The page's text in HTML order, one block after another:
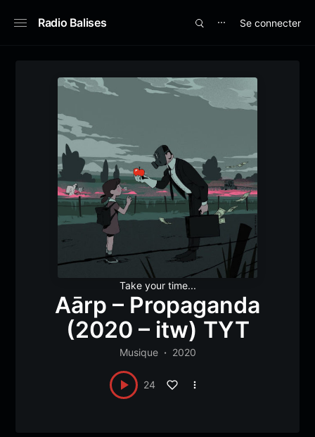
Radio Balises ⋯ Se connecter
Take your time...
Aārp – Propaganda
(2020 – itw) TYT
Musique 2020
24